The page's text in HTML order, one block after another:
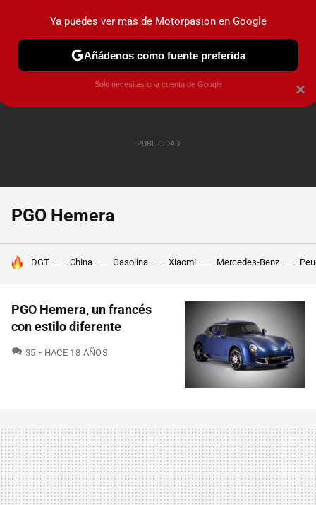
PRUEBAS COCHES ELÉCTRICOS OBSERVATORIO
PGO Hemera
HOY SE HABLA DE
DGT China Gasolina Xiaomi Mercedes-Benz
PGO Hemera, un francés
con estilo diferente
35 COMENTARIOS
HACE 18 AÑOS
×
Ya puedes ver más de Motorpasion en Google
Añádenos como fuente preferida
Solo necesitas una cuenta de Google